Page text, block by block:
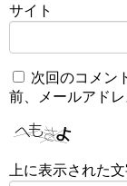
サイト
次回のコメン
前、メールアドレ
上に表示された